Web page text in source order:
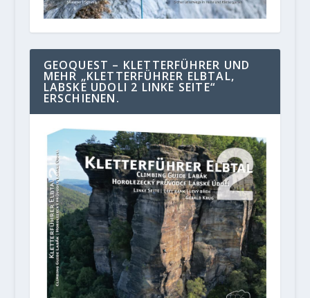
GEOQUEST – KLETTERFÜHRER UND
MEHR „KLETTERFÜHRER ELBTAL,
LABSKE UDOLI 2 LINKE SEITE“
ERSCHIENEN.